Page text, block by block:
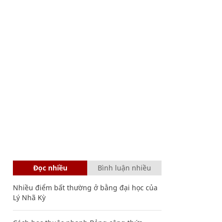
Đọc nhiều Bình luận nhiều
Nhiều điểm bất thường ở bằng đại học của
Lý Nhã Kỳ